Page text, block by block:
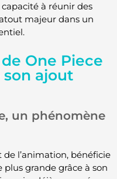
à réunir des
majeur dans un
One Piece
son ajout
un phénomène
l’animation, bénéficie
plus grande grâce à son